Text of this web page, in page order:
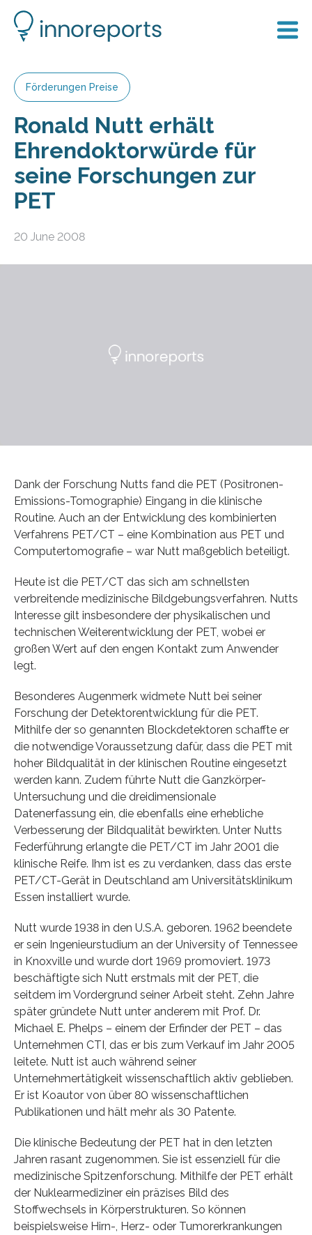
Förderungen Preise
Ronald Nutt erhält
Ehrendoktorwürde für
seine Forschungen zur
PET
20 June 2008
Dank der Forschung Nutts fand die PET (Positronen-
Emissions-Tomographie) Eingang in die klinische
Routine. Auch an der Entwicklung des kombinierten
Verfahrens PET/CT – eine Kombination aus PET und
Computertomografie – war Nutt maßgeblich beteiligt.
Heute ist die PET/CT das sich am schnellsten
verbreitende medizinische Bildgebungsverfahren. Nutts
Interesse gilt insbesondere der physikalischen und
technischen Weiterentwicklung der PET, wobei er
großen Wert auf den engen Kontakt zum Anwender
legt.
Besonderes Augenmerk widmete Nutt bei seiner
Forschung der Detektorentwicklung für die PET.
Mithilfe der so genannten Blockdetektoren schaffte er
die notwendige Voraussetzung dafür, dass die PET mit
hoher Bildqualität in der klinischen Routine eingesetzt
werden kann. Zudem führte Nutt die Ganzkörper-
Untersuchung und die dreidimensionale
Datenerfassung ein, die ebenfalls eine erhebliche
Verbesserung der Bildqualität bewirkten. Unter Nutts
Federführung erlangte die PET/CT im Jahr 2001 die
klinische Reife. Ihm ist es zu verdanken, dass das erste
PET/CT-Gerät in Deutschland am Universitätsklinikum
Essen installiert wurde.
Nutt wurde 1938 in den U.S.A. geboren. 1962 beendete
er sein Ingenieurstudium an der University of Tennessee
in Knoxville und wurde dort 1969 promoviert. 1973
beschäftigte sich Nutt erstmals mit der PET, die
seitdem im Vordergrund seiner Arbeit steht. Zehn Jahre
später gründete Nutt unter anderem mit Prof. Dr.
Michael E. Phelps – einem der Erfinder der PET – das
Unternehmen CTI, das er bis zum Verkauf im Jahr 2005
leitete. Nutt ist auch während seiner
Unternehmertätigkeit wissenschaftlich aktiv geblieben.
Er ist Koautor von über 80 wissenschaftlichen
Publikationen und hält mehr als 30 Patente.
Die klinische Bedeutung der PET hat in den letzten
Jahren rasant zugenommen. Sie ist essenziell für die
medizinische Spitzenforschung. Mithilfe der PET erhält
der Nuklearmediziner ein präzises Bild des
Stoffwechsels in Körperstrukturen. So können
beispielsweise Hirn-, Herz- oder Tumorerkrankungen